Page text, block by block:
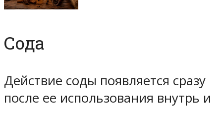
Сода
Действие соды появляется сразу
после ее использования внутрь и